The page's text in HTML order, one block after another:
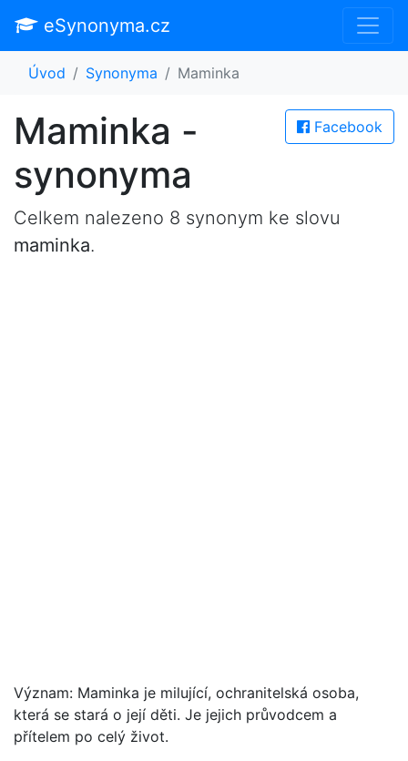
eSynonyma.cz
Úvod Synonyma Maminka
Facebook
Maminka -
synonyma
Celkem nalezeno 8 synonym ke slovu
maminka.
Význam: Maminka je milující, ochranitelská osoba,
která se stará o její děti. Je jejich průvodcem a
přítelem po celý život.